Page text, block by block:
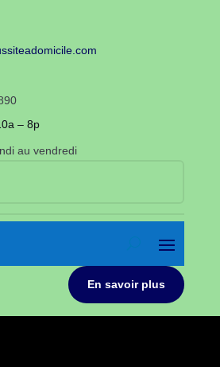
– 8p
au vendredi
En savoir plus